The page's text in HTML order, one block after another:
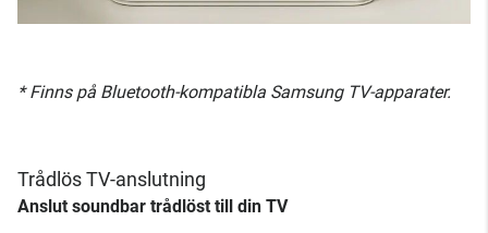
* Finns på Bluetooth-kompatibla Samsung TV-apparater.
Trådlös TV-anslutning
Anslut soundbar trådlöst till din TV